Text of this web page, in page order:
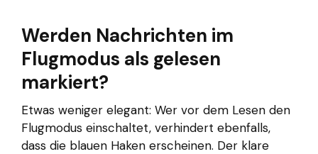
Werden Nachrichten im
Flugmodus als gelesen
markiert?
Etwas weniger elegant: Wer vor dem Lesen den
Flugmodus einschaltet, verhindert ebenfalls,
dass die blauen Haken erscheinen. Der klare